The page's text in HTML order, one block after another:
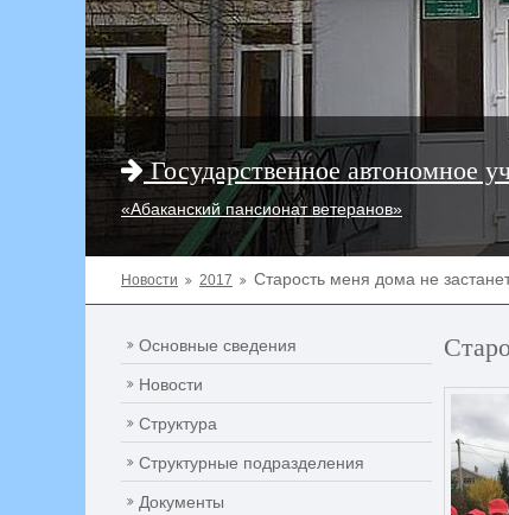
Государственное автономное
«Абаканский пансионат ветеранов»
Новости 2017 Старость меня дома не
Основные сведения
Новости
Структура
Структурные подразделения
Документы